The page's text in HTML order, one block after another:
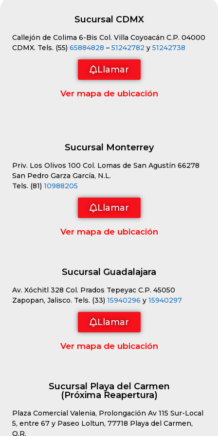
Sucursal CDMX
Callejón de Colima 6-Bis Col. Villa Coyoacán C.P. 04000
CDMX. Tels. (55) 65884828 – 51242782 y 51242738
Llamar
Ver mapa de ubicación
Sucursal Monterrey
Priv. Los Olivos 100 Col. Lomas de San Agustín 66278
San Pedro Garza García, N.L.
Tels. (81) 10988205
Llamar
Ver mapa de ubicación
Sucursal Guadalajara
Av. Xóchitl 328 Col. Prados Tepeyac C.P. 45050
Zapopan, Jalisco. Tels. (33) 15940296 y 15940297
Llamar
Ver mapa de ubicación
Sucursal Playa del Carmen
(Próxima Reapertura)
Plaza Comercial Valenia, Prolongación Av 115 Sur-Local
5, entre 67 y Paseo Loltun, 77718 Playa del Carmen,
Q.R.